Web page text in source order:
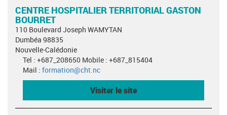
CENTRE HOSPITALIER TERRITORIAL GASTON
BOURRET
110 Boulevard Joseph WAMYTAN
Dumbéa 98835
Nouvelle-Calédonie
Tel : +687_208650 Mobile : +687_815404
Mail : formation@cht.nc
Visiter le site